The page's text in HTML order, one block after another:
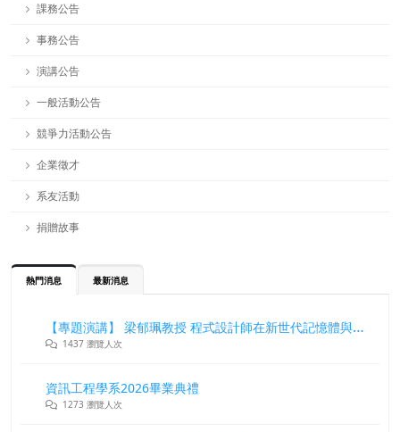
課務公告
事務公告
演講公告
一般活動公告
競爭力活動公告
企業徵才
系友活動
捐贈故事
熱門消息 最新消息
【專題演講】 梁郁珮教授 程式設計師在新世代記憶體與儲存系統中的角色與挑戰
1437 瀏覽人次
資訊工程學系2026畢業典禮
1273 瀏覽人次